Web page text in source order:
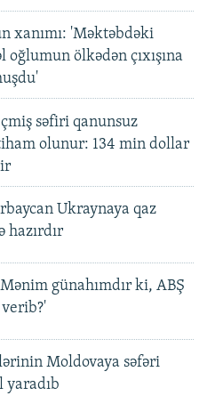
xanımı: 'Məktəbdəki
oğlumun ölkədən çıxışına
səfiri qanunsuz
olunur: 134 min dollar
Ukraynaya qaz
hazırdır
günahımdır ki, ABŞ
Moldovaya səfəri
yaradıb